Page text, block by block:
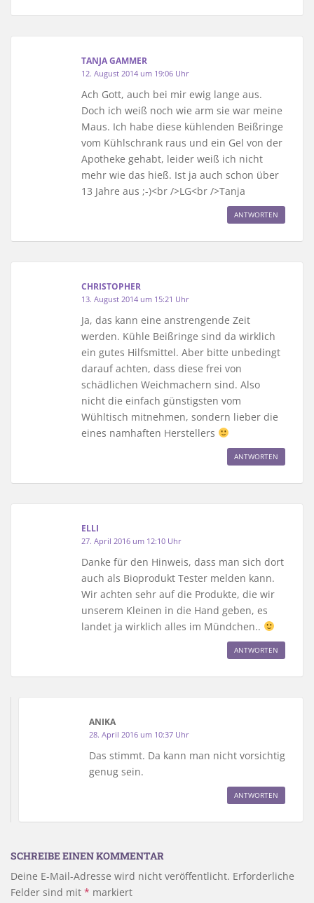
TANJA GAMMER
12. August 2014 um 19:06 Uhr
Ach Gott, auch bei mir ewig lange aus.
Doch ich weiß noch wie arm sie war meine
Maus. Ich habe diese kühlenden Beißringe
vom Kühlschrank raus und ein Gel von der
Apotheke gehabt, leider weiß ich nicht
mehr wie das hieß. Ist ja auch schon über
13 Jahre aus ;-)<br />LG<br />Tanja
ANTWORTEN
CHRISTOPHER
13. August 2014 um 15:21 Uhr
Ja, das kann eine anstrengende Zeit
werden. Kühle Beißringe sind da wirklich
ein gutes Hilfsmittel. Aber bitte unbedingt
darauf achten, dass diese frei von
schädlichen Weichmachern sind. Also
nicht die einfach günstigsten vom
Wühltisch mitnehmen, sondern lieber die
eines namhaften Herstellers
ANTWORTEN
ELLI
27. April 2016 um 12:10 Uhr
Danke für den Hinweis, dass man sich dort
auch als Bioprodukt Tester melden kann.
Wir achten sehr auf die Produkte, die wir
unserem Kleinen in die Hand geben, es
landet ja wirklich alles im Mündchen..
ANTWORTEN
ANIKA
28. April 2016 um 10:37 Uhr
Das stimmt. Da kann man nicht vorsichtig
genug sein.
ANTWORTEN
SCHREIBE EINEN KOMMENTAR
Deine E-Mail-Adresse wird nicht veröffentlicht. Erforderliche
Felder sind mit * markiert